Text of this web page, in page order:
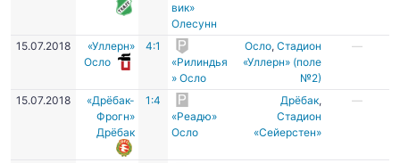
вик»
Олесунн
15.07.2018
«Уллерн»
Осло
4:1
«Рилиндья
» Осло
Осло,Стадион
«Уллерн» (поле
№2)
—
15.07.2018
«Дрёбак-
Фрогн»
Дрёбак
1:4
«Реадю»
Осло
Дрёбак,
Стадион
«Сейерстен»
—